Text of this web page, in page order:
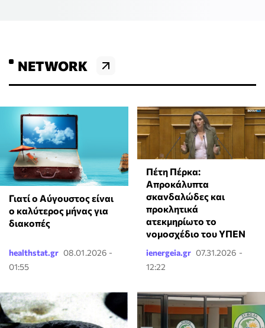
NETWORK
Γιατί ο Αύγουστος είναι
ο καλύτερος μήνας για
διακοπές
healthstat.gr 08.01.2026 -
01:55
Πέτη Πέρκα:
Απροκάλυπτα
σκανδαλώδες και
προκλητικά
ατεκμηρίωτο το
νομοσχέδιο του ΥΠΕΝ
ienergeia.gr 07.31.2026 -
12:22